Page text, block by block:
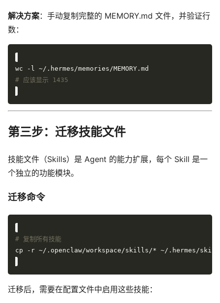
解决方案：手动复制完整的 MEMORY.md 文件，并验证行
数：
# 应该显示 1435
第三步：迁移技能文件
技能文件（Skills）是 Agent 的能力扩展，每个 Skill 是一
个独立的功能模块。
迁移命令
# 复制所有技能
迁移后，需要在配置文件中启用这些技能：